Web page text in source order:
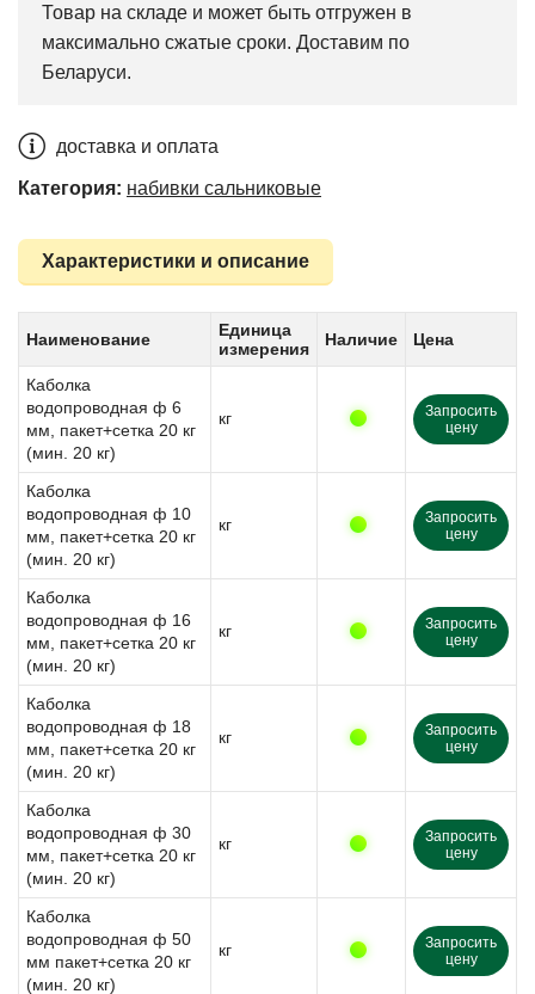
Товар на складе и может быть отгружен в
максимально сжатые сроки. Доставим по
Беларуси.
доставка и оплата
Категория: набивки сальниковые
Характеристики и описание
Наименование
Единица
измерения
Наличие Цена
Каболка
водопроводная ф 6
мм, пакет+сетка 20 кг
(мин. 20 кг)
кг
Запросить
цену
Каболка
водопроводная ф 10
мм, пакет+сетка 20 кг
(мин. 20 кг)
кг
Запросить
цену
Каболка
водопроводная ф 16
мм, пакет+сетка 20 кг
(мин. 20 кг)
кг
Запросить
цену
Каболка
водопроводная ф 18
мм, пакет+сетка 20 кг
(мин. 20 кг)
кг
Запросить
цену
Каболка
водопроводная ф 30
мм, пакет+сетка 20 кг
(мин. 20 кг)
кг
Запросить
цену
Каболка
водопроводная ф 50
мм пакет+сетка 20 кг
(мин. 20 кг)
кг
Запросить
цену